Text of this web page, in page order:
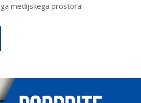
medijskega prostora!